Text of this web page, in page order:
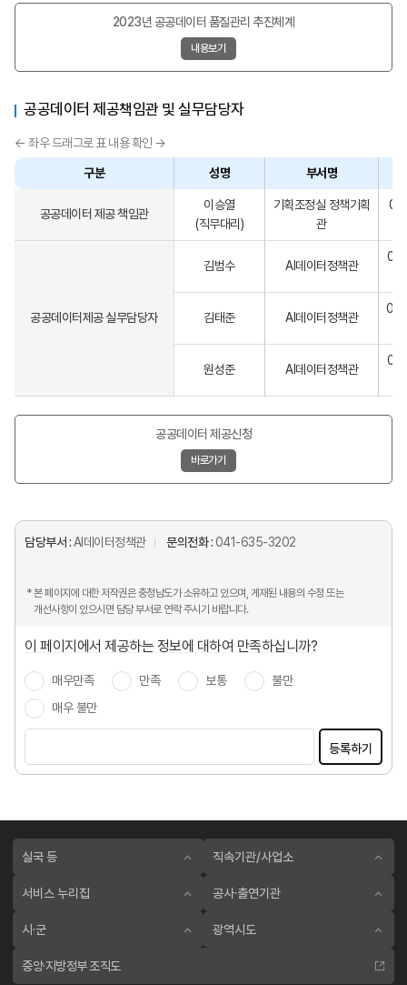
2023년 공공데이터 품질관리 추진체계
내용보기
공공데이터 제공책임관 및 실무담당자
구분 성명 부서명
공공데이터 제공 책임관
이승열
(직무대리)
기획조정실 정책기획
관
공공데이터제공 실무담당자
김범수 AI데이터정책관
김태준 AI데이터정책관
원성준 AI데이터정책관
공공데이터 제공신청
바로가기
담당부서 :AI데이터정책관 문의전화 : 041-635-3202
* 본 페이지에 대한 저작권은 충청남도가 소유하고 있으며, 게재된 내용의 수정 또는
개선사항이 있으시면 담당 부서로 연락 주시기 바랍니다.
이 페이지에서 제공하는 정보에 대하여 만족하십니까?
매우만족 만족 보통
불만
매우 불만
등록하기
실국 등 직속기관/사업소
서비스 누리집 공사·출연기관
시·군 광역시도
중앙·지방정부 조직도